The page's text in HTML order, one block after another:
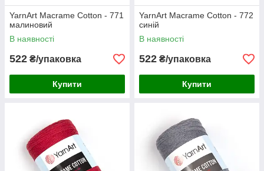
YarnArt Macrame Cotton - 771
малиновий
В наявності
522 ₴/упаковка
Купити
YarnArt Macrame Cotton - 772
синій
В наявності
522 ₴/упаковка
Купити